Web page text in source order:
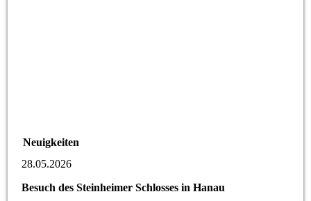
Neuigkeiten
28.05.2026
Besuch des Steinheimer Schlosses in Hanau